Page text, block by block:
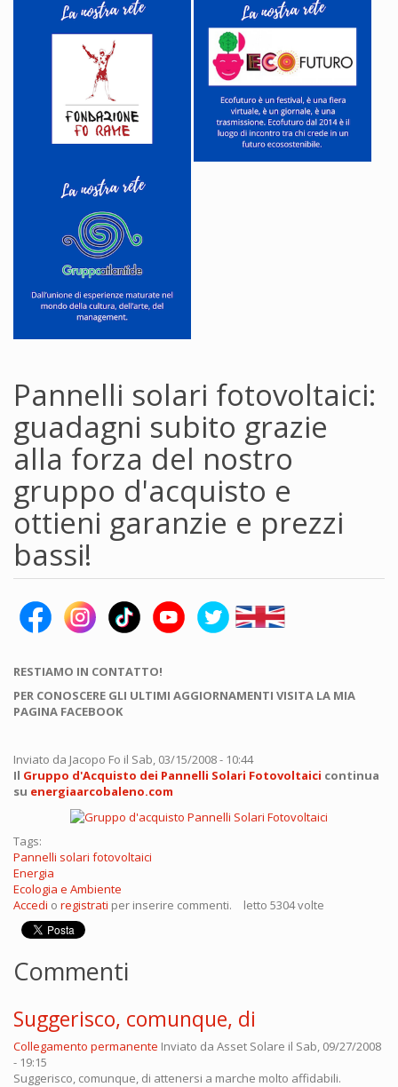
Pannelli solari fotovoltaici:
guadagni subito grazie
alla forza del nostro
gruppo d'acquisto e
ottieni garanzie e prezzi
bassi!
RESTIAMO IN CONTATTO!
PER CONOSCERE GLI ULTIMI AGGIORNAMENTI VISITA LA MIA
PAGINA FACEBOOK
Inviato da Jacopo Fo il Sab, 03/15/2008 - 10:44
Il Gruppo d'Acquisto dei Pannelli Solari Fotovoltaici continua
su energiaarcobaleno.com
Tags:
Pannelli solari fotovoltaici
Energia
Ecologia e Ambiente
Accedi o registrati per inserire commenti. letto 5304 volte
Commenti
Suggerisco, comunque, di
Collegamento permanente Inviato da Asset Solare il Sab, 09/27/2008
- 19:15
Suggerisco, comunque, di attenersi a marche molto affidabili.